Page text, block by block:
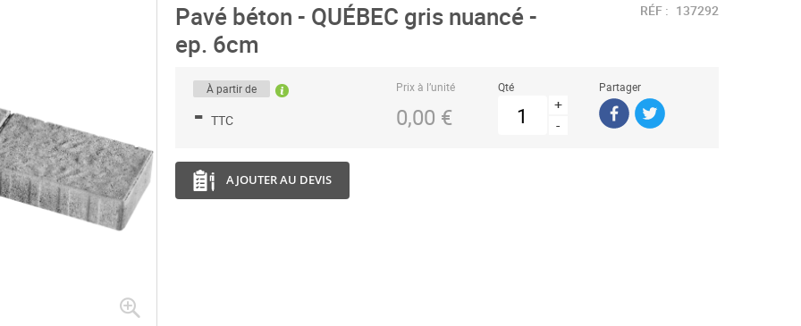
Pavé béton - QUÉBEC gris nuancé -
ep. 6cm
RÉF : 137292
À partir de
- TTC
Prix à l’unité
0,00 €
Qté
+
-
Partager
AJOUTER AU DEVIS